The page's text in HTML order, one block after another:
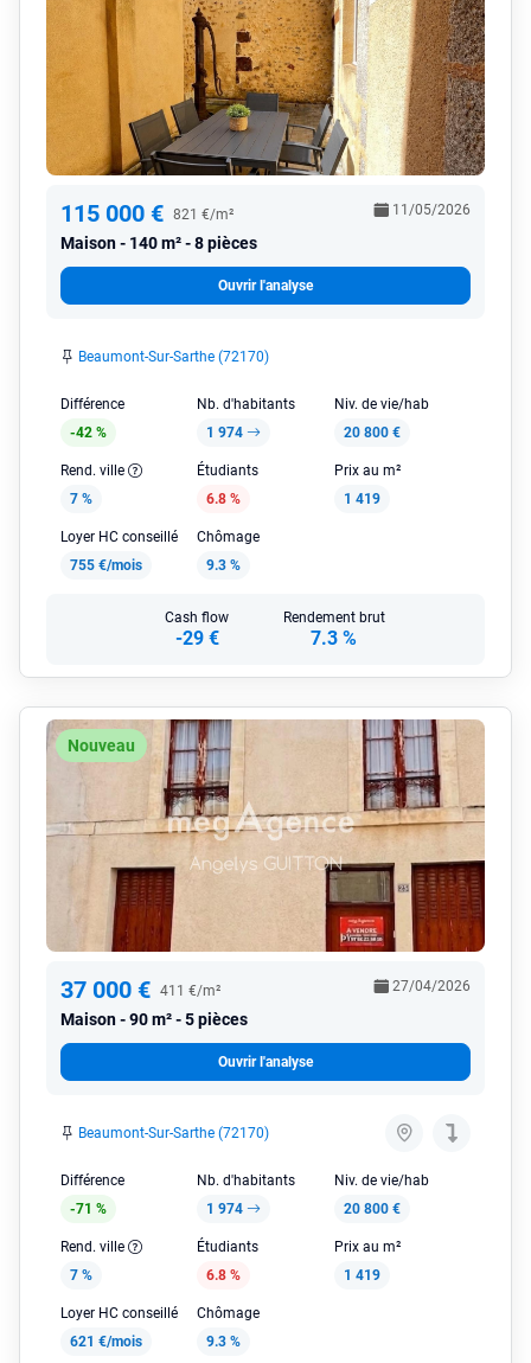
115 000 € 821 €/m²
Maison 140 m² - 8 pièces
11/05/2026
Ouvrir l'analyse
Beaumont-Sur-Sarthe (72170)
Différence
-42 %
Nb. d'habitants
1 974
Niv. de vie/hab
20 800 €
Rend. ville
7 %
Étudiants
6.8 %
Prix au m²
1 419
Loyer HC conseillé
755 €/mois
Chômage
9.3 %
Cash flow
-29 €
Rendement brut
7.3 %
Nouveau
37 000 € 411 €/m²
Maison 90 m² - 5 pièces
27/04/2026
Ouvrir l'analyse
Beaumont-Sur-Sarthe (72170)
Différence
-71 %
Nb. d'habitants
1 974
Niv. de vie/hab
20 800 €
Rend. ville
7 %
Étudiants
6.8 %
Prix au m²
1 419
Loyer HC conseillé
621 €/mois
Chômage
9.3 %